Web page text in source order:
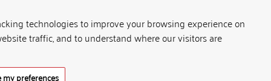
technologies to improve your browsing experience on
traffic, and to understand where our visitors are
my preferences